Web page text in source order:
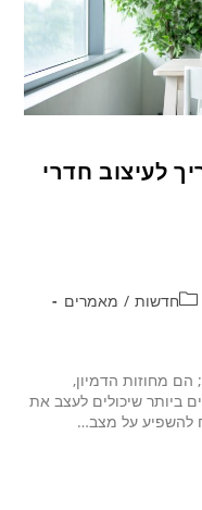
לעיצוב חדרי
/ מאמרים
מחוזות הדמיון,
ביותר שיכולים לעצב את
להשפיע על מצב…